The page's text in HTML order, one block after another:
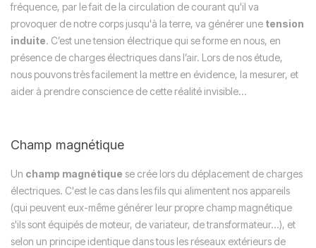
fréquence, par le fait de la circulation de courant qu'il va
provoquer de notre corps jusqu'à la terre, va générer une tension
induite. C’est une tension électrique qui se forme en nous, en
présence de charges électriques dans l’air. Lors de nos étude,
nous pouvons très facilement la mettre en évidence, la mesurer, et
aider à prendre conscience de cette réalité invisible...
Champ magnétique
Un champ magnétique se crée lors du déplacement de charges
électriques. C'est le cas dans les fils qui alimentent nos appareils
(qui peuvent eux-même générer leur propre champ magnétique
s'ils sont équipés de moteur, de variateur, de transformateur...), et
selon un principe identique dans tous les réseaux extérieurs de